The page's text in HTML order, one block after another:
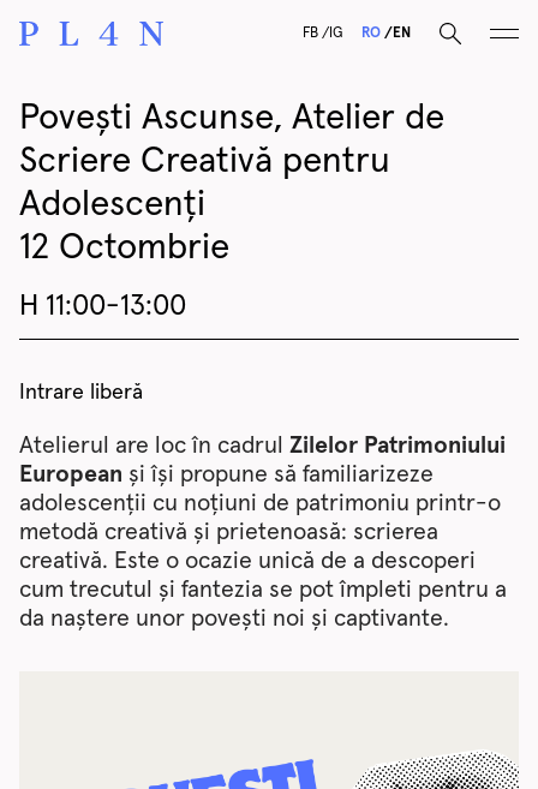
FB G RO EN
Povești Ascunse, Atelier de
Scriere Creativă pentru
Adolescenți
12 Octombrie
H 11:00-13:00
Intrare liberă
Atelierul are loc în cadrul Zilelor Patrimoniului
European și își propune să familiarizeze
adolescenții cu noțiuni de patrimoniu printr-o
metodă creativă și prietenoasă: scrierea
creativă. Este o ocazie unică de a descoperi
cum trecutul și fantezia se pot împleti pentru a
da naștere unor povești noi și captivante.